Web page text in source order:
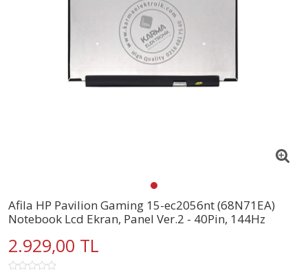
Afila HP Pavilion Gaming 15-ec2056nt (68N71EA)
Notebook Lcd Ekran, Panel Ver.2 - 40Pin, 144Hz
2.929,00 TL